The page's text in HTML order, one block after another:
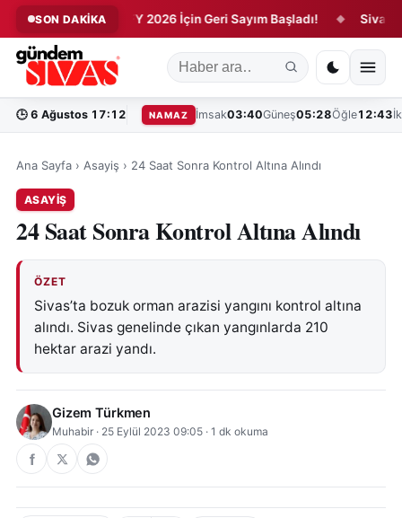
SON DAKİKA
◆ UTOİFY 2026 İçin Geri Sayım Başladı! ◆
🕒 6 Ağustos 17:12 NAMAZ İmsak03:40Güneş05:28Öğle12:43
Ana Sayfa › Asayiş › 24 Saat Sonra Kontrol Altına Alındı
ASAYIŞ
24 Saat Sonra Kontrol Altına Alındı
ÖZET
Sivas’ta bozuk orman arazisi yangını kontrol altına
alındı. Sivas genelinde çıkan yangınlarda 210
hektar arazi yandı.
Gizem Türkmen
Muhabir · 25 Eylül 2023 09:05 · 1 dk okuma